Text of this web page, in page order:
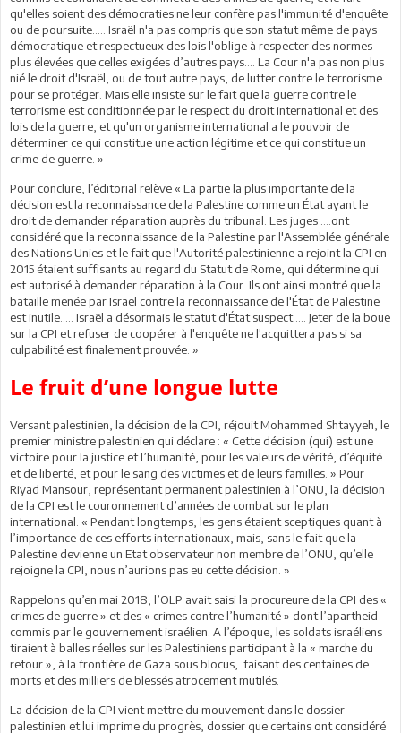
qu'elles soient des démocraties ne leur confère pas l'immunité d'enquête
ou de poursuite….. Israël n'a pas compris que son statut même de pays
démocratique et respectueux des lois l'oblige à respecter des normes
plus élevées que celles exigées d’autres pays…. La Cour n'a pas non plus
nié le droit d'Israël, ou de tout autre pays, de lutter contre le terrorisme
pour se protéger. Mais elle insiste sur le fait que la guerre contre le
terrorisme est conditionnée par le respect du droit international et des
lois de la guerre, et qu'un organisme international a le pouvoir de
déterminer ce qui constitue une action légitime et ce qui constitue un
crime de guerre. »
Pour conclure, l’éditorial relève « La partie la plus importante de la
décision est la reconnaissance de la Palestine comme un État ayant le
droit de demander réparation auprès du tribunal. Les juges ….ont
considéré que la reconnaissance de la Palestine par l'Assemblée générale
des Nations Unies et le fait que l'Autorité palestinienne a rejoint la CPI en
2015 étaient suffisants au regard du Statut de Rome, qui détermine qui
est autorisé à demander réparation à la Cour. Ils ont ainsi montré que la
bataille menée par Israël contre la reconnaissance de l'État de Palestine
est inutile….. Israël a désormais le statut d'État suspect….. Jeter de la boue
sur la CPI et refuser de coopérer à l'enquête ne l'acquittera pas si sa
culpabilité est finalement prouvée. »
Le fruit d’une longue lutte
Versant palestinien, la décision de la CPI, réjouit Mohammed Shtayyeh, le
premier ministre palestinien qui déclare : « Cette décision (qui) est une
victoire pour la justice et l’humanité, pour les valeurs de vérité, d’équité
et de liberté, et pour le sang des victimes et de leurs familles. » Pour
Riyad Mansour, représentant permanent palestinien à l’ONU, la décision
de la CPI est le couronnement d’années de combat sur le plan
international. « Pendant longtemps, les gens étaient sceptiques quant à
l’importance de ces efforts internationaux, mais, sans le fait que la
Palestine devienne un Etat observateur non membre de l’ONU, qu’elle
rejoigne la CPI, nous n’aurions pas eu cette décision. »
Rappelons qu’en mai 2018, l’OLP avait saisi la procureure de la CPI des «
crimes de guerre » et des « crimes contre l’humanité » dont l’apartheid
commis par le gouvernement israélien. A l’époque, les soldats israéliens
tiraient à balles réelles sur les Palestiniens participant à la « marche du
retour », à la frontière de Gaza sous blocus, faisant des centaines de
morts et des milliers de blessés atrocement mutilés.
La décision de la CPI vient mettre du mouvement dans le dossier
palestinien et lui imprime du progrès, dossier que certains ont considéré